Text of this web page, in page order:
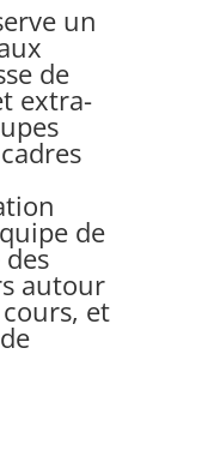
un
de
extra-
de
autour
et